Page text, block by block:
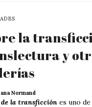
la
y
Normand
de la transficción es uno